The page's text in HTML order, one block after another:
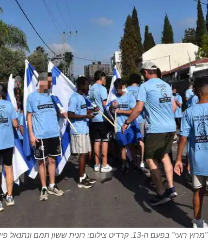
"מרוץ רועי" בפעם ה-13. קרדיט צילום: רונית ששון תמם ונתנאל פיש